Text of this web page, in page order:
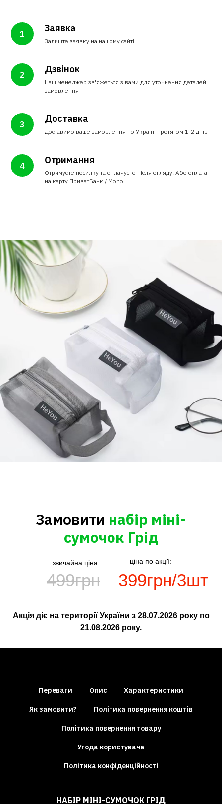
Заявка
Залиште заявку на нашому сайті
Дзвінок
Наш менеджер зв'яжеться з вами для уточнення деталей
замовлення
Доставка
Доставимо ваше замовлення по Україні протягом 1-2 днів
Отримання
Отримуєте посилку та оплачуєте після огляду. Або оплата
на карту ПриватБанк / Mono.
Замовити набір міні-
сумочок Грід
звичайна ціна:
499грн 399грн/3шт
ціна по акції:
Акція діє на території України з 28.07.2026року по
21.08.2026 року.
Переваги Опис Характеристики
Як замовити? Політика повернення коштів
Політика повернення товару
Угода користувача
Політика конфіденційності
НАБІР МІНІ-СУМОЧОК ГРІД